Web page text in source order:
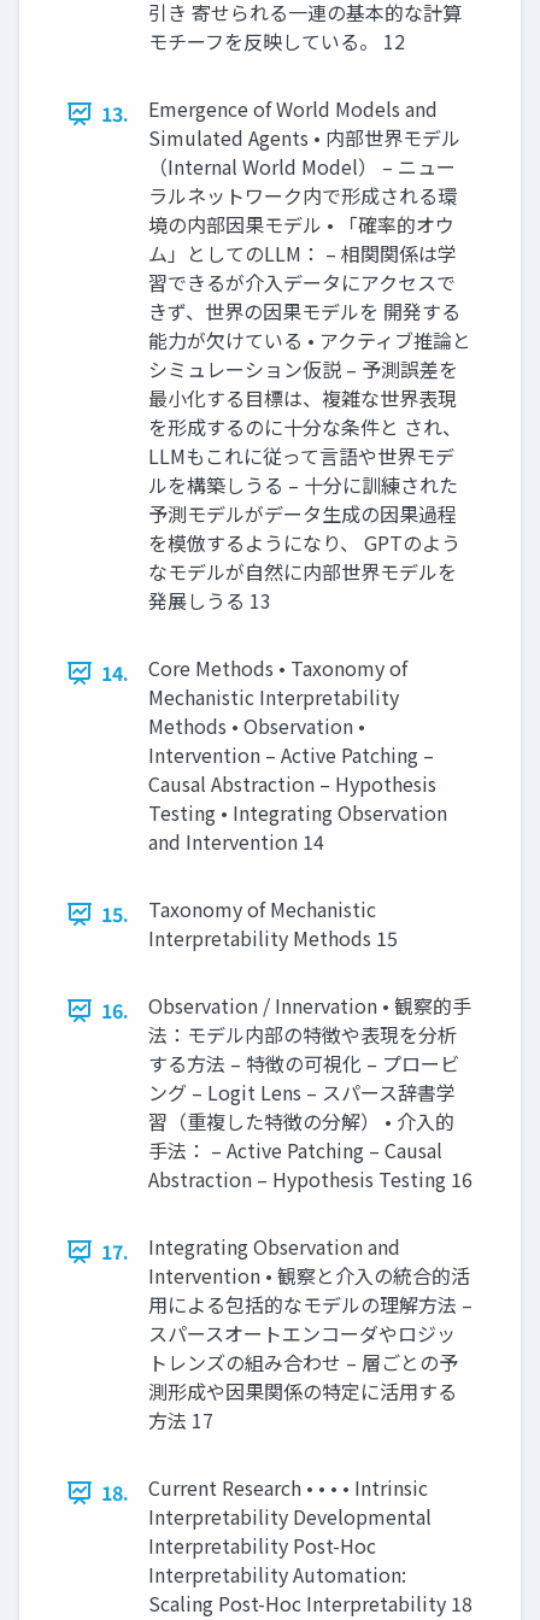
引き 寄せられる一連の基本的な計算
モチーフを反映している。 12
13.
Emergence of World Models and
Simulated Agents • 内部世界モデル
（Internal World Model） – ニュー
ラルネットワーク内で形成される環
境の内部因果モデル • 「確率的オウ
ム」としてのLLM： – 相関関係は学
習できるが介入データにアクセスで
きず、世界の因果モデルを 開発する
能力が欠けている • アクティブ推論と
シミュレーション仮説 – 予測誤差を
最小化する目標は、複雑な世界表現
を形成するのに十分な条件と され、
LLMもこれに従って言語や世界モデ
ルを構築しうる – 十分に訓練された
予測モデルがデータ生成の因果過程
を模倣するようになり、 GPTのよう
なモデルが自然に内部世界モデルを
発展しうる 13
14.
Core Methods • Taxonomy of
Mechanistic Interpretability
Methods • Observation •
Intervention – Active Patching –
Causal Abstraction – Hypothesis
Testing • Integrating Observation
and Intervention 14
15.
Taxonomy of Mechanistic
Interpretability Methods 15
16.
Observation / Innervation • 観察的手
法：モデル内部の特徴や表現を分析
する方法 – 特徴の可視化 – プロービ
ング – Logit Lens – スパース辞書学
習（重複した特徴の分解） • 介入的
手法： – Active Patching – Causal
Abstraction – Hypothesis Testing 16
17.
Integrating Observation and
Intervention • 観察と介入の統合的活
用による包括的なモデルの理解方法 –
スパースオートエンコーダやロジッ
トレンズの組み合わせ – 層ごとの予
測形成や因果関係の特定に活用する
方法 17
18.
Current Research • • • • Intrinsic
Interpretability Developmental
Interpretability Post-Hoc
Interpretability Automation:
Scaling Post-Hoc Interpretability 18